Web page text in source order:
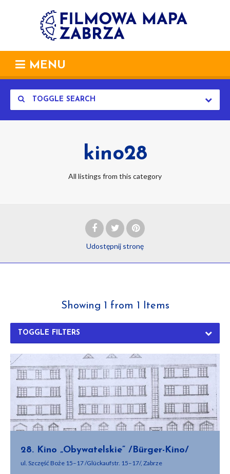
MENU
TOGGLE SEARCH
kino28
All listings from this category
Udostępnij stronę
Showing 1 from 1 Items
TOGGLE FILTERS
28. Kino „Obywatelskie” /Bürger-Kino/
ul. Szczęść Boże 15–17 /Glückaufstr. 15–17/, Zabrze